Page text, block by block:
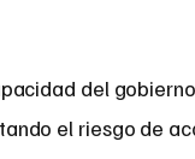
del
el riesgo de